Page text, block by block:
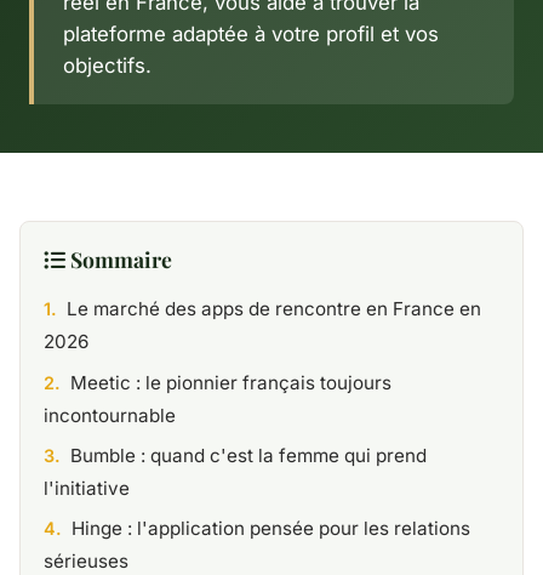
plateforme adaptée à votre profil et vos
objectifs.
Sommaire
Le marché des apps de rencontre en France en
2026
Meetic : le pionnier français toujours
incontournable
Bumble : quand c'est la femme qui prend
l'initiative
Hinge : l'application pensée pour les relations
sérieuses